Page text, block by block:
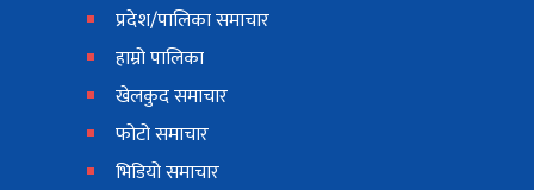
प्रदेश/पालिका समाचार
हाम्रो पालिका
खेलकुद समाचार
फोटो समाचार
भिडियो समाचार